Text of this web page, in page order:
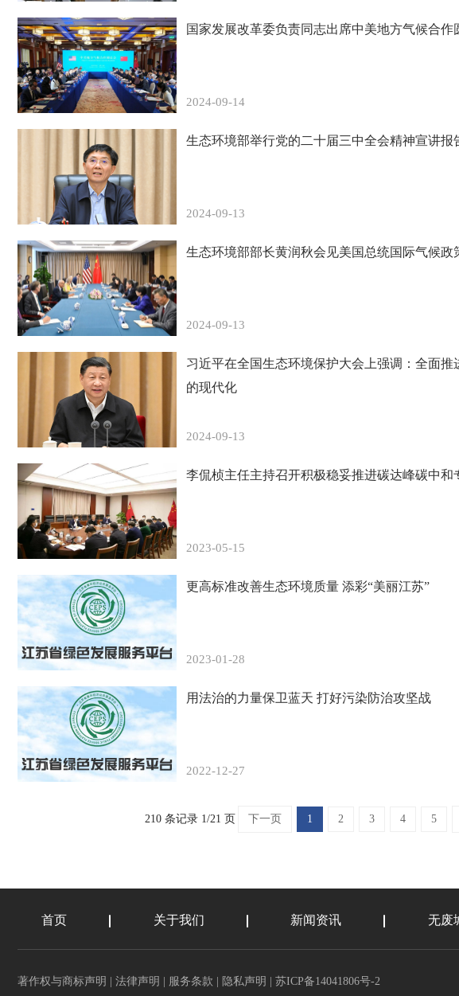
国家发展改革委负责同志出席中美地方气候合作
2024-09-14
生态环境部举行党的二十届三中全会精神宣讲报
2024-09-13
生态环境部部长黄润秋会见美国总统国际气候政
2024-09-13
习近平在全国生态环境保护大会上强调：全面
的现代化
2024-09-13
李侃桢主任主持召开积极稳妥推进碳达峰碳中和
2023-05-15
更高标准改善生态环境质量 添彩“美丽江苏”
2023-01-28
用法治的力量保卫蓝天 打好污染防治攻坚战
2022-12-27
210 条记录 1/21 页 下一页 1 2 3 4 5
首页 关于我们 新闻资讯 无废
著作权与商标声明 法律声明 服务条款 隐私声明 苏ICP备14041806号-2